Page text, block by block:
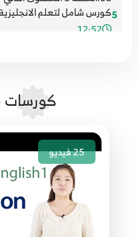
5كورس شامل لتعلم
12:52
انجليزي- كورس شامل لتعلم
11:12
كورس شامل لتعلم
10:46
25فيديو